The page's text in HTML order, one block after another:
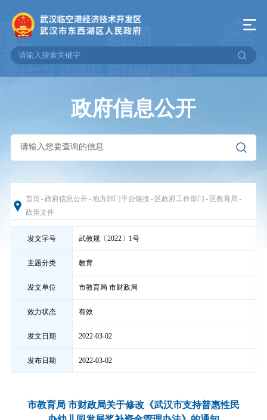
政府信息公开
首页-政府信息公开-地方部门平台链接- 区政府工作部门 - 区教育局 -
政策文件
发文字号 武教规〔2022〕1号
主题分类 教育
发文单位 市教育局 市财政局
效力状态 有效
发文日期 2022-03-02
发布日期 2022-03-02
市教育局 市财政局关于修改《武汉市支持普惠性民